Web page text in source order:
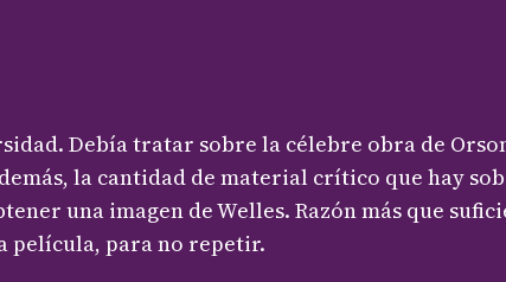
Debía tratar sobre la célebre obra de
la cantidad de material crítico que hay
una imagen de Welles. Razón más que
película, para no repetir.